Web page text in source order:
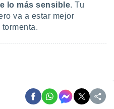
lo más sensible. Tu
va a estar mejor